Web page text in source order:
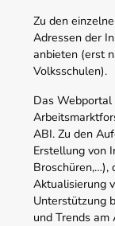
Zu den
Adressen der
anbieten (erst
Volksschulen).
Das
ABI. Zu den
Erstellung von
Broschüren,…),
Aktualisierung
Unterstützung
und Trends am